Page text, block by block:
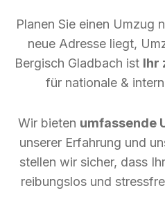
Planen Sie einen Umzug
neue Adresse liegt,
Bergisch Gladbach ist Ihr
für nationale &
Wir bieten umfassende
unserer Erfahrung und
stellen wir sicher, dass
reibungslos und